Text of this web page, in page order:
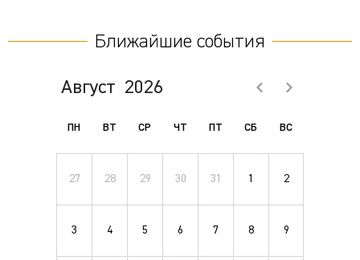
Ближайшие события
Август 2026
ПН ВТ СР ЧТ ПТ СБ ВС
27 28 29 30 31 1 2
3 4 5 6 7 8 9